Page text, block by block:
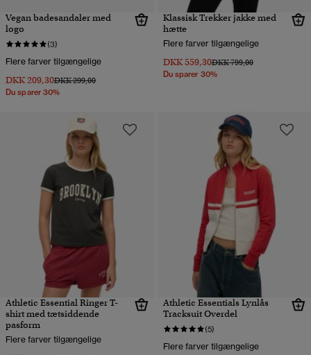
Vegan badesandaler med
logo
(3)
Flere farver tilgængelige
DKK 209,30Pris nedsat fra
DKK 299,00til
Du sparer 30%
Klassisk Trekker jakke med
hætte
Flere farver tilgængelige
DKK 559,30Pris nedsat fra
DKK 799,00til
Du sparer 30%
Athletic Essential Ringer T-
shirt med tætsiddende
pasform
Flere farver tilgængelige
Athletic Essentials Lynlås
Tracksuit Overdel
(5)
Flere farver tilgængelige